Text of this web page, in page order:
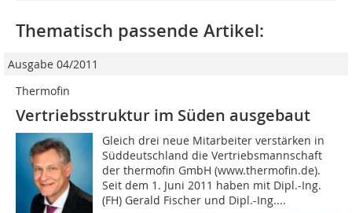
Thematisch passende Artikel:
Ausgabe 04/2011
Thermofin
Vertriebsstruktur im Süden ausgebaut
Gleich drei neue Mitarbeiter verstärken in
Süddeutschland die Vertriebsmannschaft
der thermofin GmbH (www.thermofin.de).
Seit dem 1. Juni 2011 haben mit Dipl.-Ing.
(FH) Gerald Fischer und Dipl.-Ing....